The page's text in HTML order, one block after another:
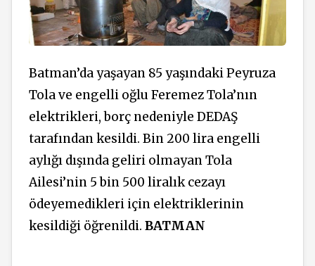
Batman’da yaşayan 85 yaşındaki Peyruza
Tola ve engelli oğlu Feremez Tola’nın
elektrikleri, borç nedeniyle DEDAŞ
tarafından kesildi. Bin 200 lira engelli
aylığı dışında geliri olmayan Tola
Ailesi’nin 5 bin 500 liralık cezayı
ödeyemedikleri için elektriklerinin
kesildiği öğrenildi. BATMAN